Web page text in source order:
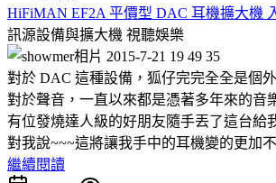
HiFiMAN EF2A 平價型 DAC 耳機擴大機
訊源設備與擴大機 視聽娛樂
對於 DAC 這種設備，狐仔完完全全是個
對於聲音，一直以來都是憑著多年來的音
有位發燒達人級的好朋友隨手丟了這台給
對我說~~~這將讓我手中的耳機變的更加
繼續閱讀